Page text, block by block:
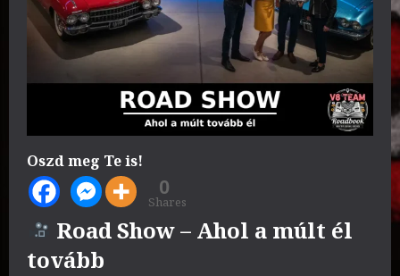
Oszd meg Te is!
0
Shares
Road Show – Ahol a múlt él
tovább